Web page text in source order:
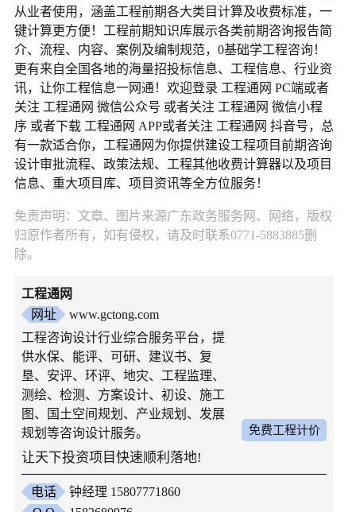
从业者使用，涵盖工程前期各大类目计算及收费标准，一
键计算更方便！工程前期知识库展示各类前期咨询报告简
介、流程、内容、案例及编制规范，0基础学工程咨询！
更有来自全国各地的海量招投标信息、工程信息、行业资
讯，让你工程信息一网通！欢迎登录 工程通网 PC端或者
关注 工程通网 微信公众号 或者关注 工程通网 微信小程
序 或者下载 工程通网 APP或者关注 工程通网 抖音号，总
有一款适合你，工程通网为你提供建设工程项目前期咨询
设计审批流程、政策法规、工程其他收费计算器以及项目
信息、重大项目库、项目资讯等全方位服务！
免责声明：文章、图片来源广东政务服务网、网络，版权
归原作者所有，如有侵权，请及时联系0771-5883885删
除。
工程通网
网址
www.gctong.com
免费工程计价
工程咨询设计行业综合服务平台，提
供水保、能评、可研、建议书、复
垦、安评、环评、地灾、工程监理、
测绘、检测、方案设计、初设、施工
图、国土空间规划、产业规划、发展
规划等咨询设计服务。
让天下投资项目快速顺利落地!
电话
钟经理 15807771860